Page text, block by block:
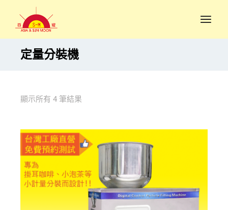
定量分裝機
顯示所有 4 筆結果